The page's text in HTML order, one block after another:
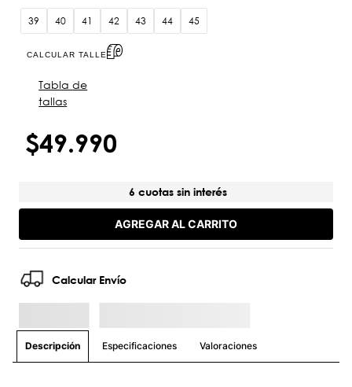
39 40 41 42 43 44 45
CALCULAR TALLE
Tabla de
tallas
$49.990
6 cuotas sin interés
AGREGAR AL CARRITO
Calcular Envío
Descripción Especificaciones Valoraciones